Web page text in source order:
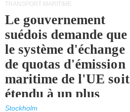
TRANSPORT MARITIME
Le gouvernement
suédois demande que
le système d'échange
de quotas d'émission
maritime de l'UE soit
étendu à un plus
grand nombre de
Stockholm